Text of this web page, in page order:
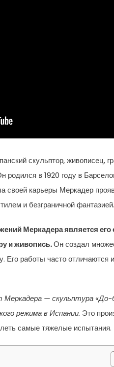
скульптор, живописец,
родился в 1920 году в
своей карьеры Меркадер
и безграничной фантазией.
Меркадера является его
и живопись.Он создал
Его работы часто отличаются
Меркадера — скульптура
режима в Испании. Это
самые тяжелые испытания.